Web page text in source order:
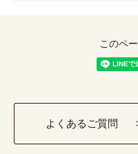
このペ
よくあるご質問